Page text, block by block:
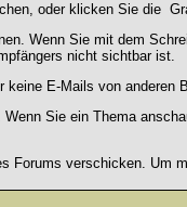
oder klicken Sie die
Wenn Sie mit dem
nicht sichtbar ist.
E-Mails von anderen
Sie ein Thema
Forums verschicken. Um